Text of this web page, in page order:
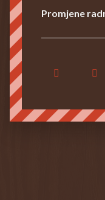
Promjene